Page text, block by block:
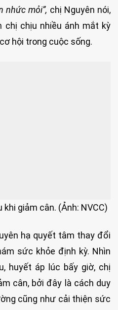
nhức mỏi”, chị Nguyên nói,
chị chịu nhiều ánh mắt kỳ
hội trong cuộc sống.
giảm cân. (Ảnh: NVCC)
hạ quyết tâm thay đổi
sức khỏe định kỳ. Nhìn
huyết áp lúc bấy giờ, chị
cân, bởi đây là cách duy
cũng như cải thiện sức